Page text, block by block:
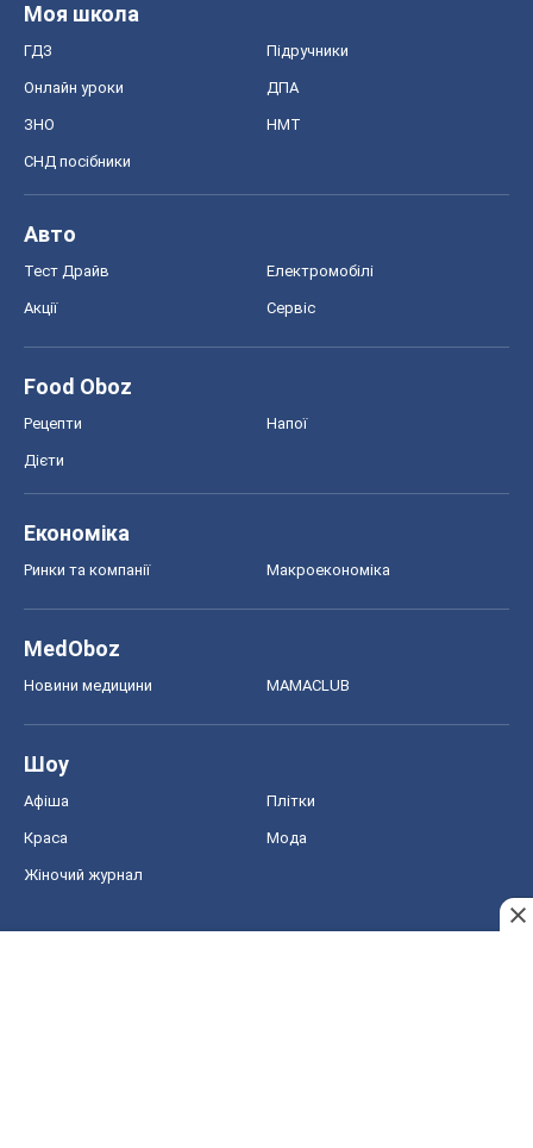
Моя школа
ГДЗ Підручники
Онлайн уроки ДПА
ЗНО НМТ
СНД посібники
Авто
Тест Драйв Електромобілі
Акції Сервіс
Food Oboz
Рецепти Напої
Дієти
Економіка
Ринки та компанії Макроекономіка
MedOboz
Новини медицини MAMACLUB
Шоу
Афіша Плітки
Краса Мода
Жіночий журнал